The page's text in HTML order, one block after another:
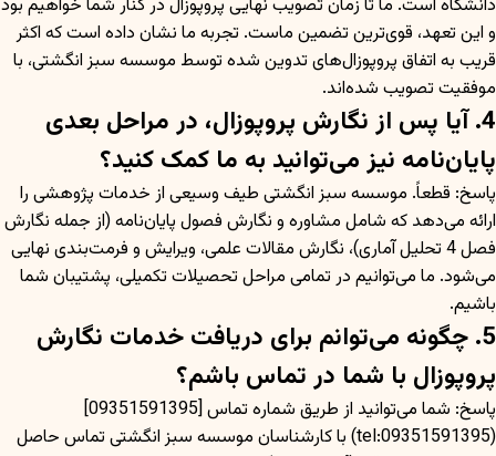
دانشگاه است. ما تا زمان تصویب نهایی پروپوزال در کنار شما خواهیم بود
و این تعهد، قوی‌ترین تضمین ماست. تجربه ما نشان داده است که اکثر
قریب به اتفاق پروپوزال‌های تدوین شده توسط موسسه سبز انگشتی، با
موفقیت تصویب شده‌اند.
4. آیا پس از نگارش پروپوزال، در مراحل بعدی
پایان‌نامه نیز می‌توانید به ما کمک کنید؟
پاسخ: قطعاً. موسسه سبز انگشتی طیف وسیعی از خدمات پژوهشی را
ارائه می‌دهد که شامل مشاوره و نگارش فصول پایان‌نامه (از جمله نگارش
فصل 4 تحلیل آماری)، نگارش مقالات علمی، ویرایش و فرمت‌بندی نهایی
می‌شود. ما می‌توانیم در تمامی مراحل تحصیلات تکمیلی، پشتیبان شما
باشیم.
5. چگونه می‌توانم برای دریافت خدمات نگارش
پروپوزال با شما در تماس باشم؟
پاسخ: شما می‌توانید از طریق شماره تماس [09351591395]
(tel:09351591395) با کارشناسان موسسه سبز انگشتی تماس حاصل